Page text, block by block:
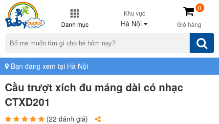
Danh mục
Khu vực
Hà Nội Giỏ hàng
0
Bạn đang xem tại Hà Nội
Cầu trượt xích đu máng dài có nhạc
CTXD201
(22 đánh giá)